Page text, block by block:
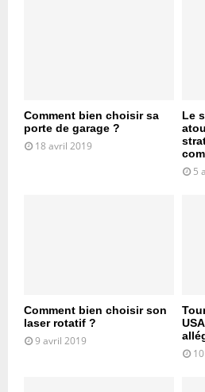
Comment bien choisir sa
porte de garage ?
18 avril 2019
Le
5
Comment bien choisir son
laser rotatif ?
9 avril 2019